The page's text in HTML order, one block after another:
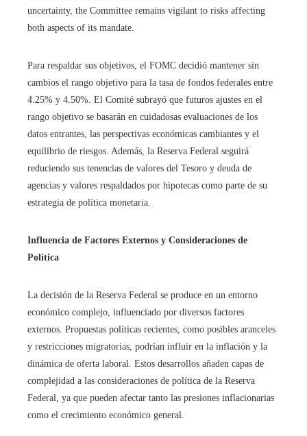
uncertainty, the Committee remains vigilant to risks affecting
both aspects of its mandate.
Para respaldar sus objetivos, el FOMC decidió mantener sin
cambios el rango objetivo para la tasa de fondos federales entre
4.25% y 4.50%. El Comité subrayó que futuros ajustes en el
rango objetivo se basarán en cuidadosas evaluaciones de los
datos entrantes, las perspectivas económicas cambiantes y el
equilibrio de riesgos. Además, la Reserva Federal seguirá
reduciendo sus tenencias de valores del Tesoro y deuda de
agencias y valores respaldados por hipotecas como parte de su
estrategia de política monetaria.
Influencia de Factores Externos y Consideraciones de
Política
La decisión de la Reserva Federal se produce en un entorno
económico complejo, influenciado por diversos factores
externos. Propuestas políticas recientes, como posibles aranceles
y restricciones migratorias, podrían influir en la inflación y la
dinámica de oferta laboral. Estos desarrollos añaden capas de
complejidad a las consideraciones de política de la Reserva
Federal, ya que pueden afectar tanto las presiones inflacionarias
como el crecimiento económico general.